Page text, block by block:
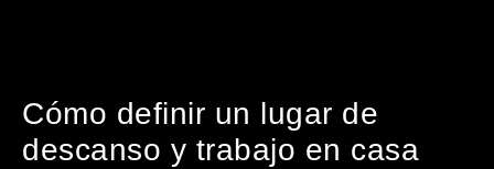
Cómo definir un lugar de
descanso y trabajo en casa